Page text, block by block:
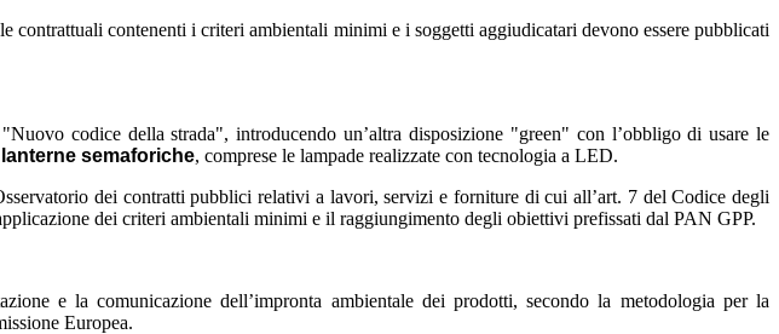
contenenti i criteri ambientali minimi e i soggetti aggiudicatari devono essere pubblicati
codice della strada", introducendo un’altra disposizione "green" con l’obbligo di usare le
lanterne semaforiche, comprese le lampade realizzate con tecnologia a LED.
dei contratti pubblici relativi a lavori, servizi e forniture di cui all’art. 7 del Codice degli
dei criteri ambientali minimi e il raggiungimento degli obiettivi prefissati dal PAN GPP.
e la comunicazione dell’impronta ambientale dei prodotti, secondo la metodologia per la
Europea.